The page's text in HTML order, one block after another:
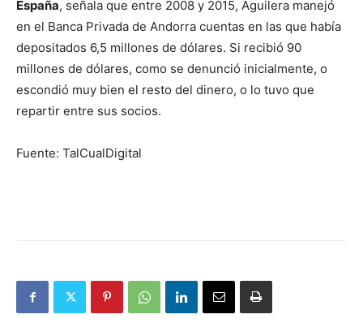
España, señala que entre 2008 y 2015, Aguilera manejó
en el Banca Privada de Andorra cuentas en las que había
depositados 6,5 millones de dólares. Si recibió 90
millones de dólares, como se denunció inicialmente, o
escondió muy bien el resto del dinero, o lo tuvo que
repartir entre sus socios.
Fuente: TalCualDigital